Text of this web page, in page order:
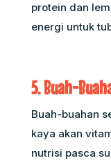
protein dan
energi untuk
5. Buah-
Buah-buahan
kaya akan
nutrisi pasca